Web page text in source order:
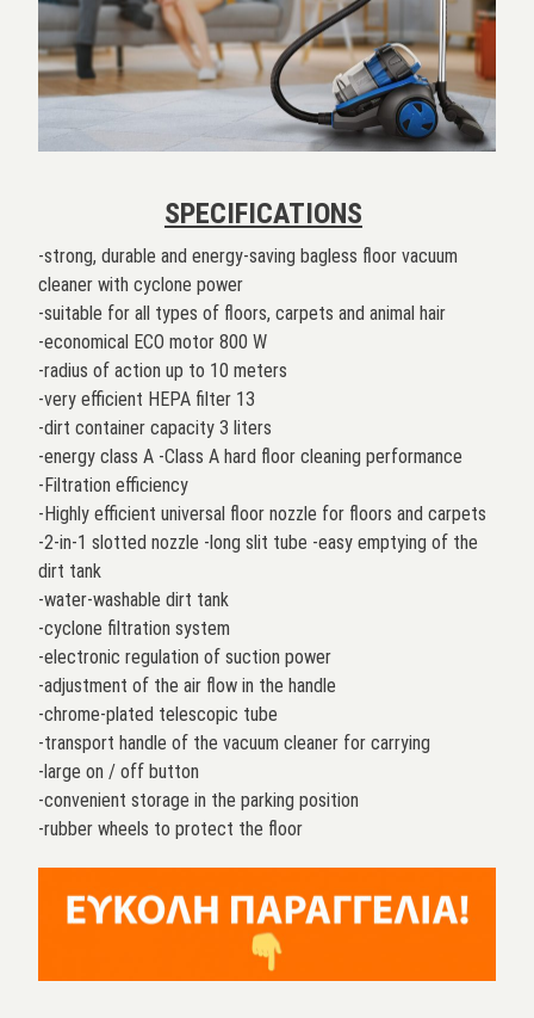
SPECIFICATIONS
-strong, durable and energy-saving bagless floor vacuum
cleaner with cyclone power
-suitable for all types of floors, carpets and animal hair
-economical ECO motor 800 W
-radius of action up to 10 meters
-very efficient HEPA filter 13
-dirt container capacity 3 liters
-energy class A -Class A hard floor cleaning performance
-Filtration efficiency
-Highly efficient universal floor nozzle for floors and carpets
-2-in-1 slotted nozzle -long slit tube -easy emptying of the
dirt tank
-water-washable dirt tank
-cyclone filtration system
-electronic regulation of suction power
-adjustment of the air flow in the handle
-chrome-plated telescopic tube
-transport handle of the vacuum cleaner for carrying
-large on / off button
-convenient storage in the parking position
-rubber wheels to protect the floor